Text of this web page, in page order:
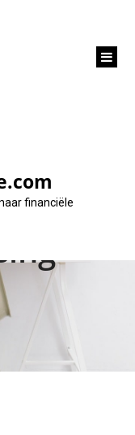
financiële